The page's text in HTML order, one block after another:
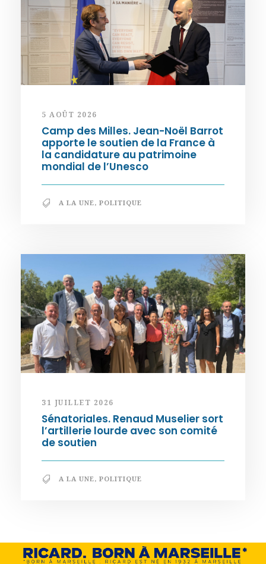
5 AOÛT 2026
Camp des Milles. Jean-Noël Barrot
apporte le soutien de la France à
la candidature au patrimoine
mondial de l’Unesco
A LA UNE, POLITIQUE
31 JUILLET 2026
Sénatoriales. Renaud Muselier sort
l’artillerie lourde avec son comité
de soutien
A LA UNE, POLITIQUE